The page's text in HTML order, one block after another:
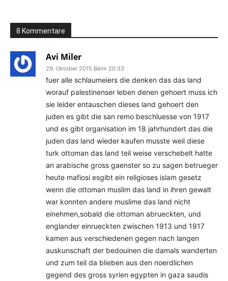
8 Kommentare
Avi Miler
29. Oktober 2015 Beim 20:33
fuer alle schlaumeiers die denken das das land
worauf palestinenser leben denen gehoert muss ich
sie leider entauschen dieses land gehoert den
juden es gibt die san remo beschluesse von 1917
und es gibt organisation im 18 jahrhundert das die
juden das land wieder kaufen musste weil diese
turk ottoman das land teil weise verschebelt hatte
an arabische gross gaenster so zu sagen betrueger
heute mafiosi esgibt ein religioses islam gesetz
wenn die ottoman muslim das land in ihren gewalt
war konnten andere muslime das land nicht
einehmen,sobald die ottoman abrueckten, und
englander einrueckten zwischen 1913 und 1917
kamen aus verschiedenen gegen nach langen
auskunschaft der bedouinen die damals wanderten
und zum teil da blieben aus den noerdlichen
gegend des gross syrien egypten in gaza saudis